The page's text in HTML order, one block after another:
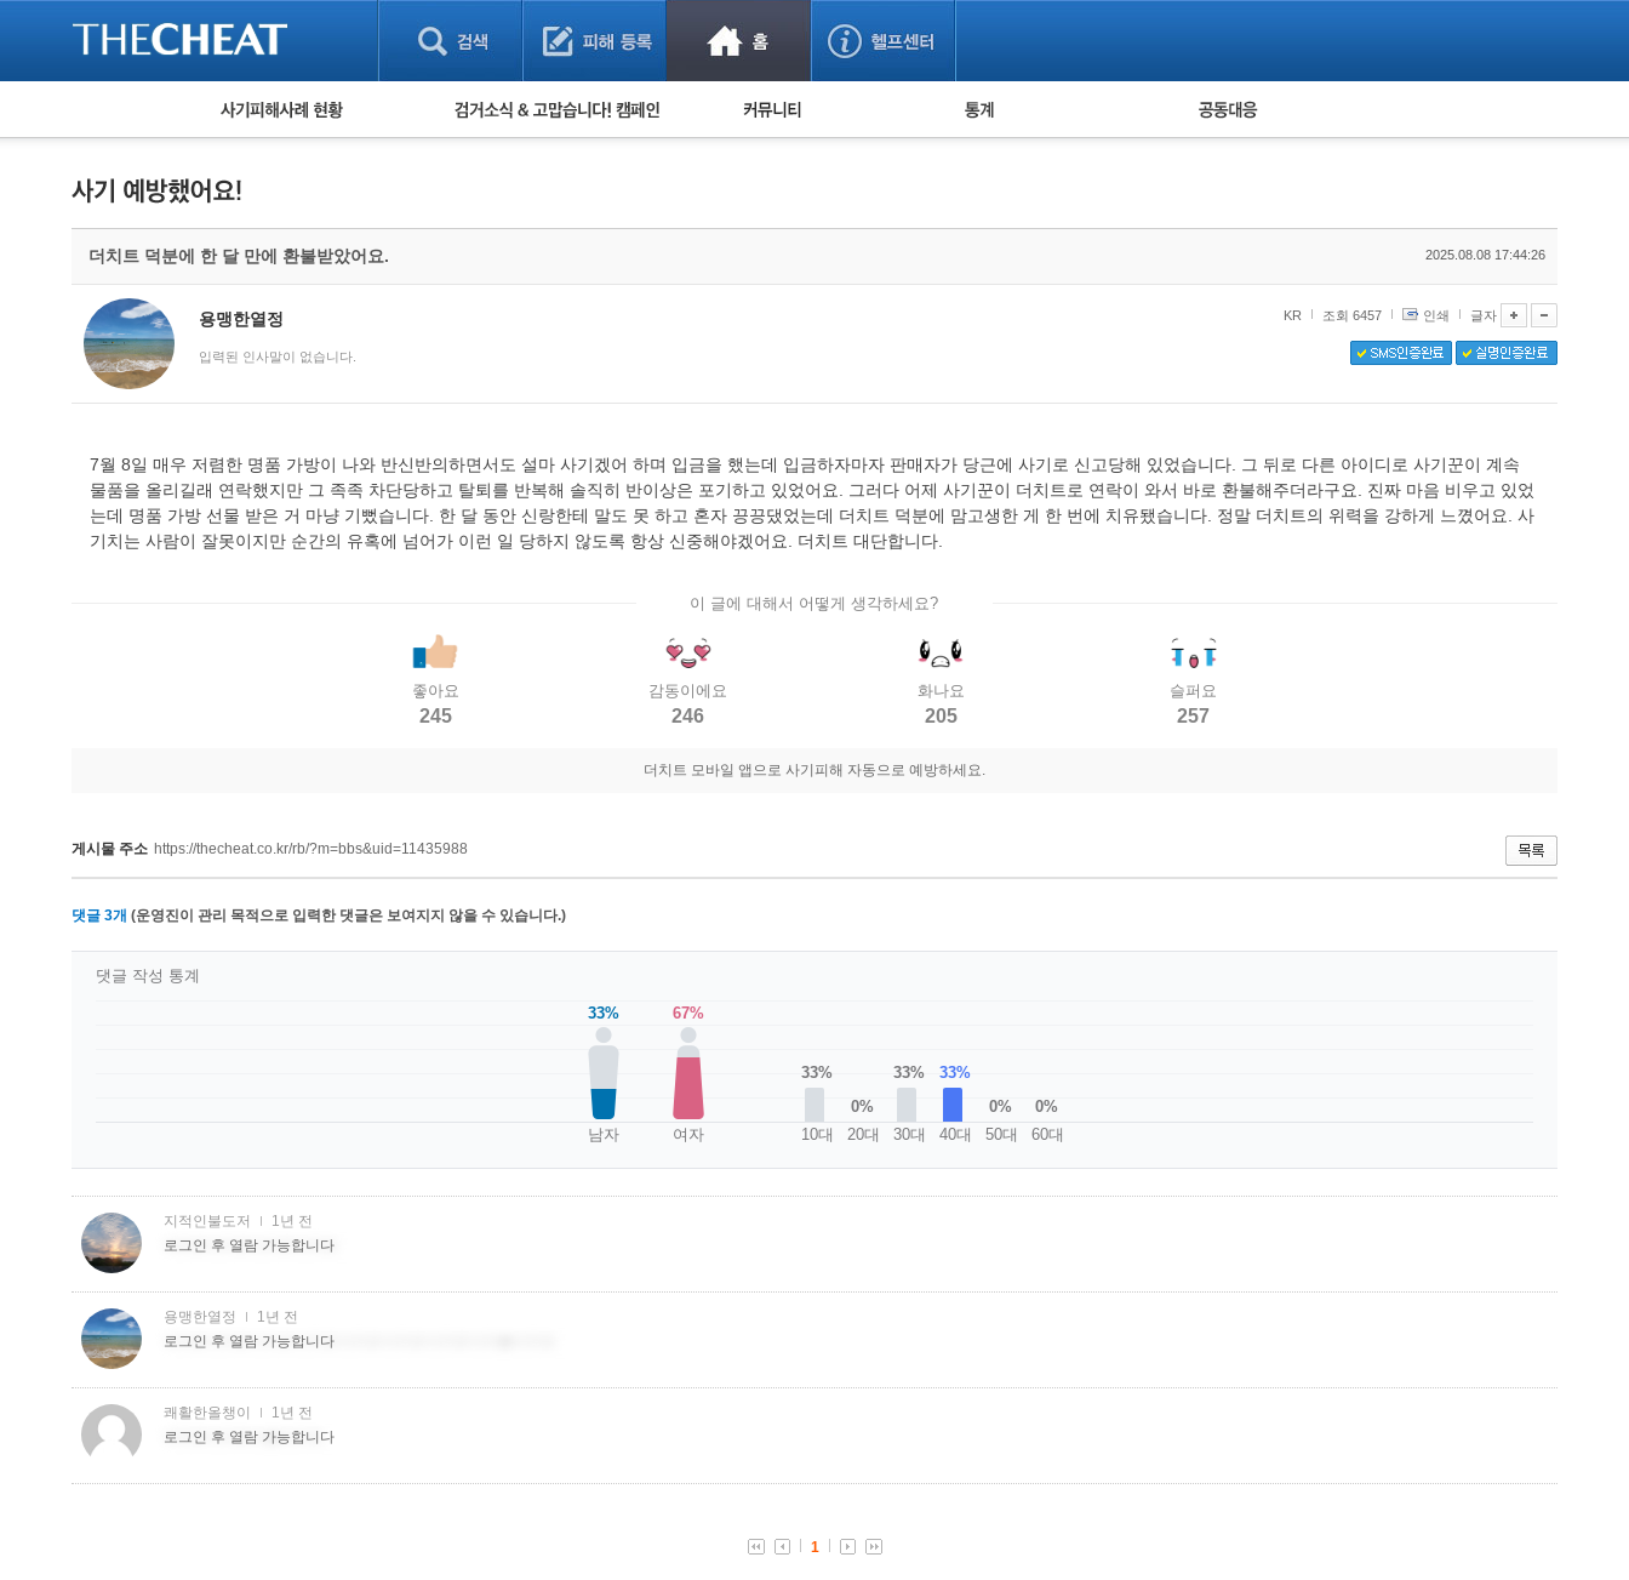
피해사례 현황
게임 · 비실물 피해사례
보이스피싱 피해사례
유해사이트 목록
비공개 피해사례
검거 소식 사기 예방했어요! 누적 피해사례 통계 피해자 공동대응
더치트 덕분에 한 달 만에 환불받았어요. 2025.08.08 17:44:26
용맹한열정
입력된 인사말이 없습니다.
KR 조회 6457 인쇄 글자
7월 8일 매우 저렴한 명품 가방이 나와 반신반의하면서도 설마 사기겠어 하며 입금을 했는데 입금하자마자 판매자가 당근에 사기로 신고당해 있었습니다. 그 뒤로 다른 아이디로 사기꾼이 계속
물품을 올리길래 연락했지만 그 족족 차단당하고 탈퇴를 반복해 솔직히 반이상은 포기하고 있었어요. 그러다 어제 사기꾼이 더치트로 연락이 와서 바로 환불해주더라구요. 진짜 마음 비우고 있었
는데 명품 가방 선물 받은 거 마냥 기뻤습니다. 한 달 동안 신랑한테 말도 못 하고 혼자 끙끙댔었는데 더치트 덕분에 맘고생한 게 한 번에 치유됐습니다. 정말 더치트의 위력을 강하게 느꼈어요. 사
기치는 사람이 잘못이지만 순간의 유혹에 넘어가 이런 일 당하지 않도록 항상 신중해야겠어요. 더치트 대단합니다.
이 글에 대해서 어떻게 생각하세요?
좋아요
245
감동이에요
246
화나요
205
슬퍼요
257
더치트 모바일 앱으로 사기피해 자동으로 예방하세요.
게시물 주소 https://thecheat.co.kr/rb/?m=bbs&uid=11435988
댓글 3개 (운영진이 관리 목적으로 입력한 댓글은 보여지지 않을 수 있습니다.)
33%
남자
67%
여자
33%
10대
0%
20대
33%
30대
33%
40대
0%
50대
0%
60대
댓글 작성 통계